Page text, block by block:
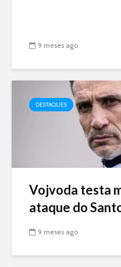
9 meses ago
DESTAQUES
Vojvoda testa
ataque do
9 meses ago